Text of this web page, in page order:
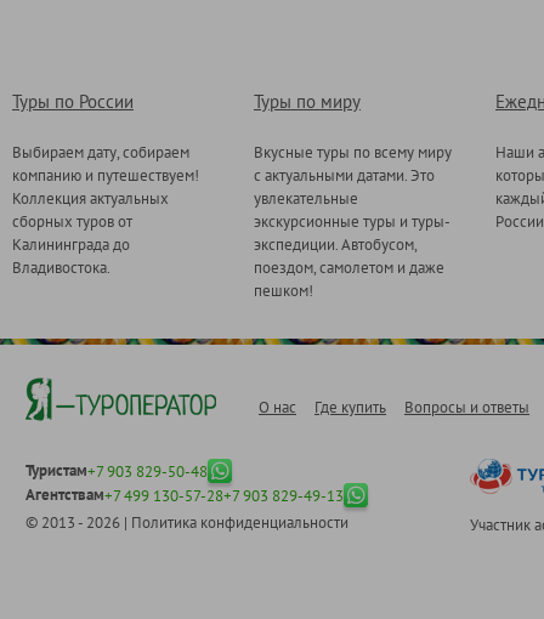
Туры по России
Выбираем дату, собираем
компанию и путешествуем!
Коллекция актуальных
сборных туров от
Калининграда до
Владивостока.
Туры по миру
Вкусные туры по всему миру
с актуальными датами. Это
увлекательные
экскурсионные туры и туры-
экспедиции. Автобусом,
поездом, самолетом и даже
пешком!
Наши
О нас Где купить Вопросы и ответы
Туристам+7 903 829-50-48
Агентствам+7 499 130-57-28+7 903 829-49-13
© 2013 - 2026 | Политика конфиденциальности Участник